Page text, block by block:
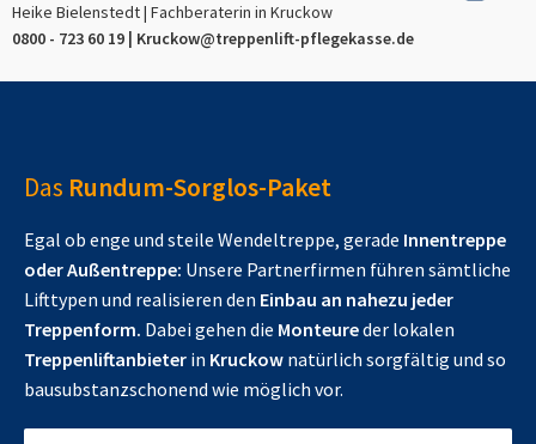
Heike Bielenstedt | Fachberaterin in Kruckow
0800 - 723 60 19 | Kruckow@treppenlift-pflegekasse.de
Das Rundum-Sorglos-Paket
Egal ob enge und steile Wendeltreppe, gerade Innentreppe
oder Außentreppe: Unsere Partnerfirmen führen sämtliche
Lifttypen und realisieren den Einbau an nahezu jeder
Treppenform. Dabei gehen die Monteureder lokalen
Treppenliftanbieter in Kruckow natürlich sorgfältig und so
bausubstanzschonend wie möglich vor.